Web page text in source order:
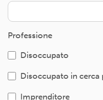
Professione
Disoccupato
Disoccupato in
Imprenditore